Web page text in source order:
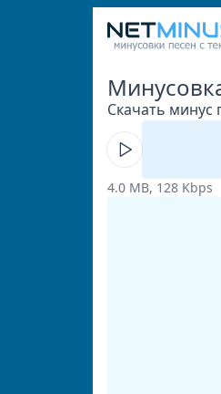
Скачать минус
4.0 MB, 128 Kbps